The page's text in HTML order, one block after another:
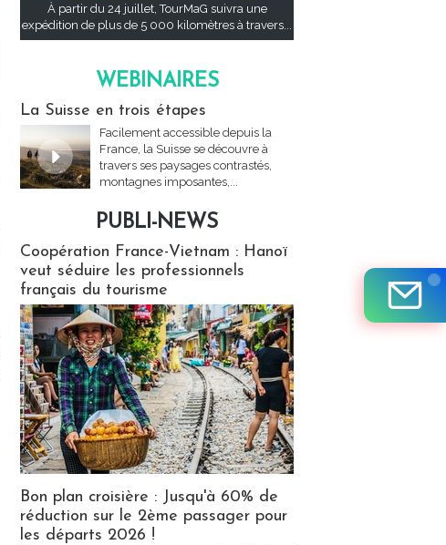
À partir du 24 juillet, TourMaG suivra une
expédition de plus de 5 000 kilomètres à travers...
WEBINAIRES
La Suisse en trois étapes
Facilement accessible depuis la
France, la Suisse se découvre à
travers ses paysages contrastés,
montagnes imposantes,...
PUBLI-NEWS
Coopération France-Vietnam : Hanoï
veut séduire les professionnels
français du tourisme
Bon plan croisière : Jusqu'à 60% de
réduction sur le 2ème passager pour
les départs 2026 !